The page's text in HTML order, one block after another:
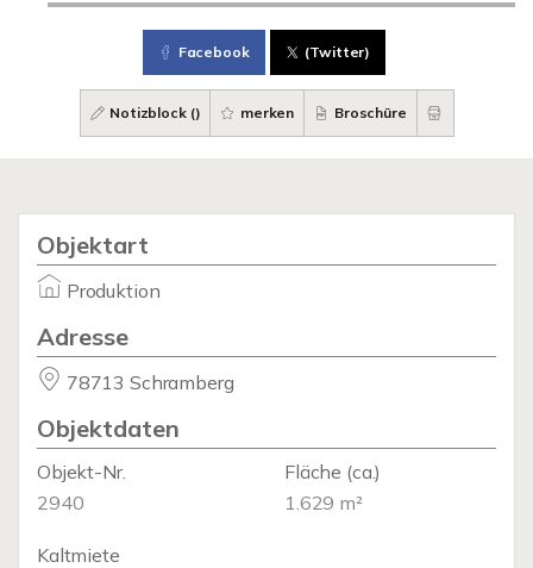
Facebook (Twitter)
Notizblock () merken Broschüre
Objektart
Produktion
Adresse
78713 Schramberg
Objektdaten
Objekt-Nr.
2940
Fläche (ca.)
1.629 m²
Kaltmiete